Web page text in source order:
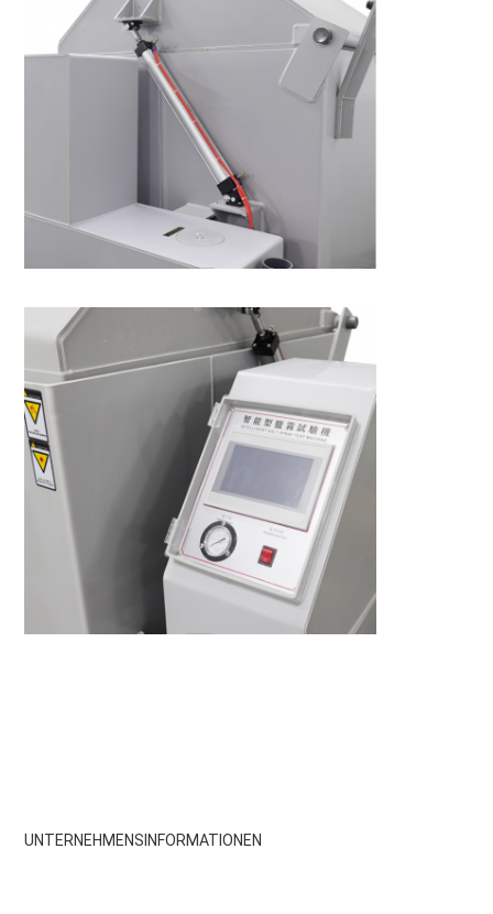
UNTERNEHMENSINFORMATIONEN